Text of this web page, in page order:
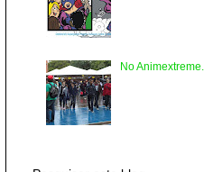
No Animextreme...